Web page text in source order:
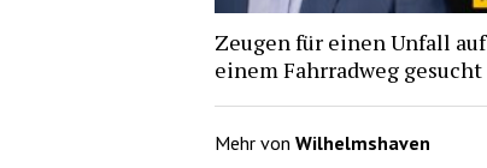
Zeugen für einen Unfall auf
einem Fahrradweg gesucht
Mehr von Wilhelmshaven